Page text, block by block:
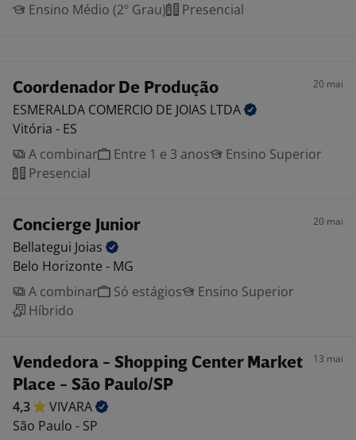
Ensino Médio (2º Grau)
Presencial
Coordenador De Produção 20 mai
ESMERALDA COMERCIO DE JOIAS LTDA
Vitória - ES
A combinar
Entre 1 e 3 anos
Ensino Superior
Presencial
Concierge Junior 20 mai
Bellategui Joias
Belo Horizonte - MG
A combinar
Só estágios
Ensino Superior
Híbrido
Vendedora - Shopping Center Market
Place - São Paulo/SP
13 mai
4,3
VIVARA
São Paulo - SP